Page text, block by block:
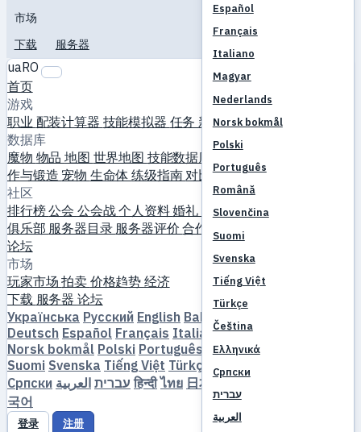
Español
Français
Italiano
Magyar
Nederlands
Norsk bokmål
Polski
Português
Română
Slovenčina
Suomi
Svenska
Tiếng Việt
Türkçe
Čeština
Ελληνικά
Српски
עברית
العربية
市场
下载
服务器
uaRO
首页
游戏
职业 配装计算器 技能模拟器 任务 新手入门
数据库
魔物 物品地图 世界地图 技能数据库
作与锻造 宠物 生命体练级指南 对比游戏机制
社区
排行榜公会 公会战个人资料婚礼 活动指南画廊
俱乐部 服务器目录 服务器评价合作伙伴
论坛
市场
玩家市场拍卖 价格趋势 经济
下载 服务器 论坛
Українська Русский English Bahasa Indonesia
Deutsch Español Français Italiano Magyar
Norsk bokmål Polski Português Română
Suomi Svenska Tiếng Việt Türkçe Čeština
Српски
עברית العربية हिन्दी ไทย 日本語 简体中文
국어
登录 注册